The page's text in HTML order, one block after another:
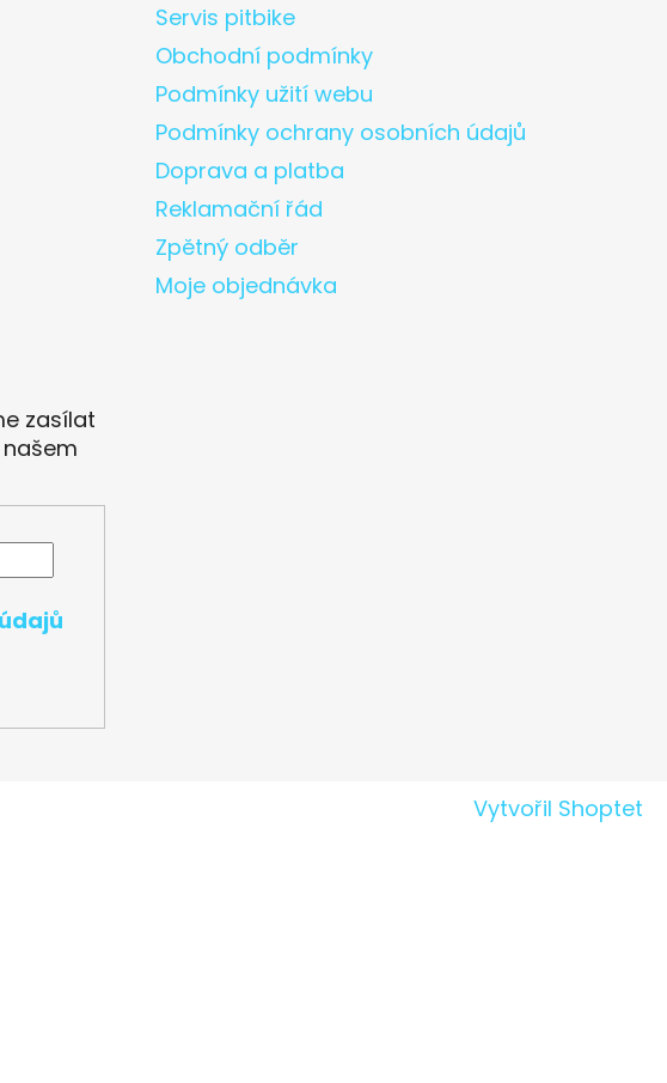
Servis pitbike
Obchodní podmínky
Podmínky užití webu
Podmínky ochrany osobních údajů
Doprava a platba
Reklamační řád
Zpětný odběr
Moje objednávka
zasílat
Vytvořil Shoptet